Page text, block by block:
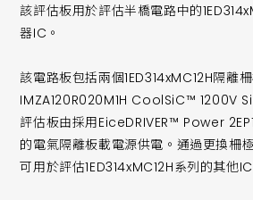
該評估板用於評估半橋電路中的
器IC。
該電路板包括兩個1ED314xMC12H隔離
IMZA120R020M1H CoolSiC™ 1200V
評估板由採用EiceDRIVER™ Power
的電氣隔離板載電源供電。通過更換柵
可用於評估1ED314xMC12H系列的其他IC